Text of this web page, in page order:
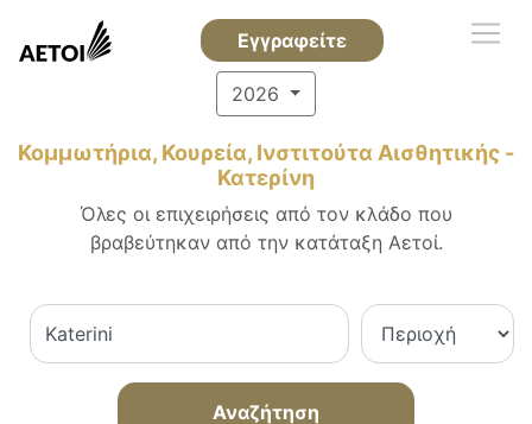
Εγγραφείτε
2026
Κομμωτήρια, Κουρεία, Ινστιτούτα Αισθητικής -
Κατερίνη
Όλες οι επιχειρήσεις από τον κλάδο που
βραβεύτηκαν από την κατάταξη Αετοί.
Αναζήτηση